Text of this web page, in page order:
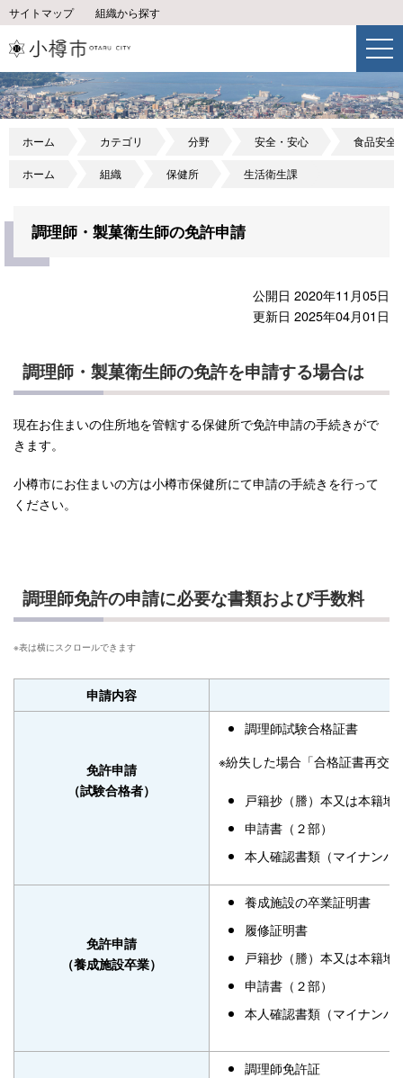
サイトマップ 組織から探す
ホーム カテゴリ 分野 安全・安心 食品安全
ホーム 組織 保健所 生活衛生課
調理師・製菓衛生師の免許申請
公開日 2020年11月05日
更新日 2025年04月01日
調理師・製菓衛生師の免許を申請する場合は
現在お住まいの住所地を管轄する保健所で免許申請の手続きがで
きます。
小樽市にお住まいの方は小樽市保健所にて申請の手続きを行って
ください。
調理師免許の申請に必要な書類および手数料
申請内容
免許申請
（試験合格者）
調理師試験合格証書
※紛失した場合「合格証書再交
戸籍抄（謄）本又は本籍
申請書（２部）
本人確認書類（マイナンバ
免許申請
（養成施設卒業）
養成施設の卒業証明書
履修証明書
戸籍抄（謄）本又は本籍
申請書（２部）
本人確認書類（マイナンバ
調理師免許証